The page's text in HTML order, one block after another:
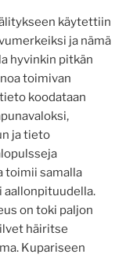
käytettiin
ja nämä
hyvinkin pitkän
toimivan
koodataan
ja tieto
toimii samalla
aallonpituudella.
on toki paljon
häiritse
Kupariseen